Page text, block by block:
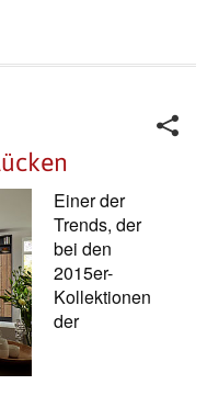
Einer der
Trends, der
bei den
2015er-
Kollektionen
der